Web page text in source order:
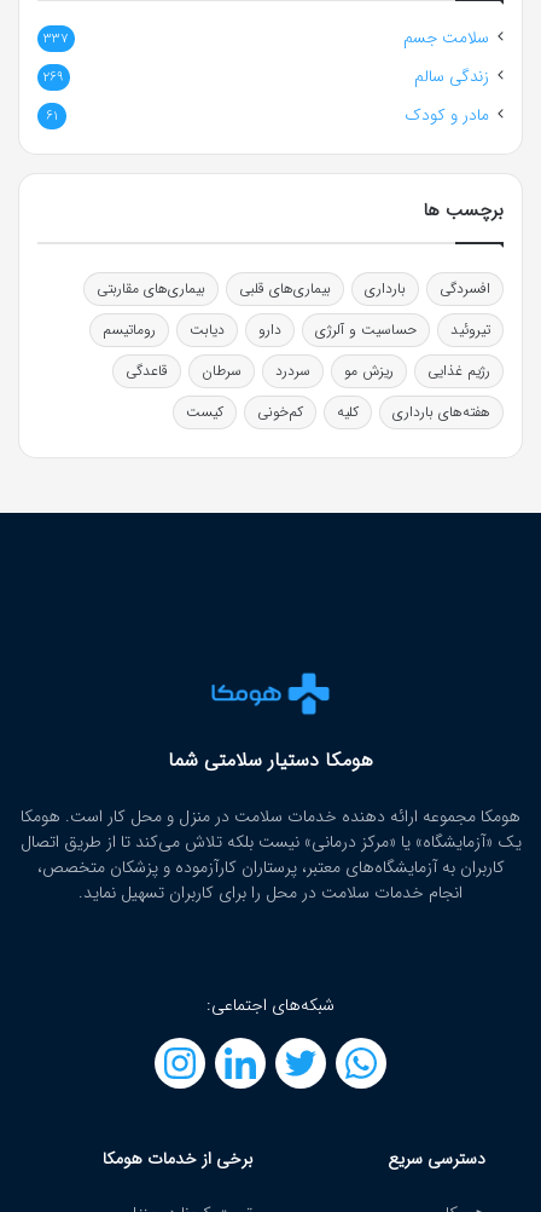
سلامت جسم 337
زندگی سالم 269
مادر و کودک 61
برچسب ها
افسردگی بارداری بیماری‌های قلبی
بیماری‌های مقاربتی
تیروئید
حساسیت و آلرژی دارو دیابت
روماتیسم
رژیم غذایی
ریزش مو سردرد سرطان
قاعدگی
هفته‌های بارداری
کلیه کم‌خونی کیست
هومکا دستیار سلامتی شما
هومکا مجموعه ارائه‌ دهنده خدمات سلامت در منزل و محل کار است. هومکا
یک «آزمایشگاه» یا «مرکز درمانی» نیست بلکه تلاش می‌کند تا از طریق اتصال
کاربران به آزمایشگاه‌های معتبر، پرستاران کارآزموده و پزشکان متخصص،
انجام خدمات سلامت در محل را برای کاربران تسهیل نماید.
شبکه‌های اجتماعی:
دسترسی سریع برخی از خدمات هومکا